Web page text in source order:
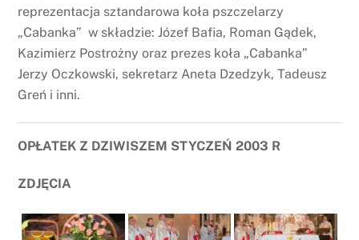
reprezentacja sztandarowa koła pszczelarzy
„Cabanka” w składzie: Józef Bafia, Roman Gądek,
Kazimierz Postrożny oraz prezes koła „Cabanka”
Jerzy Oczkowski, sekretarz Aneta Dzedzyk, Tadeusz
Greń i inni.
OPŁATEK Z DZIWISZEM STYCZEŃ 2003 R
ZDJĘCIA